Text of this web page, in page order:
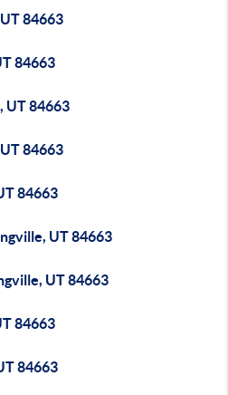
84663
84663
UT 84663
84663
84663
UT 84663
UT 84663
84663
84663